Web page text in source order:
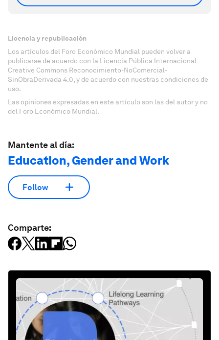
Licencia y republicación
Los artículos del Foro Económico Mundial pueden volver a
publicarse de acuerdo con la Licencia Pública Internacional
Creative Commons Reconocimiento-NoComercial-
SinObraDerivada 4.0, y de acuerdo con nuestras condiciones de
uso.
Las opiniones expresadas en este artículo son las del autor y no
del Foro Económico Mundial.
Mantente al día:
Education, Gender and Work
Follow
Comparte: